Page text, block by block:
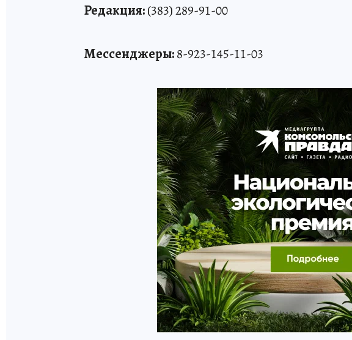
Редакция:(383) 289-91-00
Мессенджеры:8-923-145-11-03